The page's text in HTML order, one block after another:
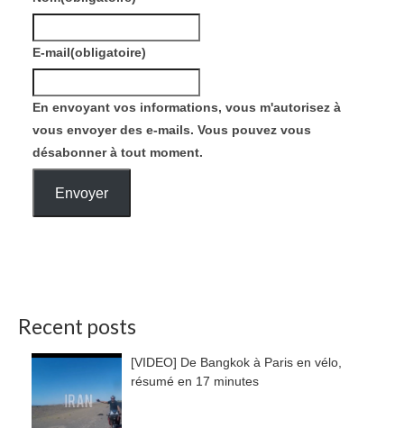
E-mail(obligatoire)
En envoyant vos informations, vous m'autorisez à
vous envoyer des e-mails. Vous pouvez vous
désabonner à tout moment.
Envoyer
Recent posts
[VIDEO] De Bangkok à Paris en vélo,
résumé en 17 minutes